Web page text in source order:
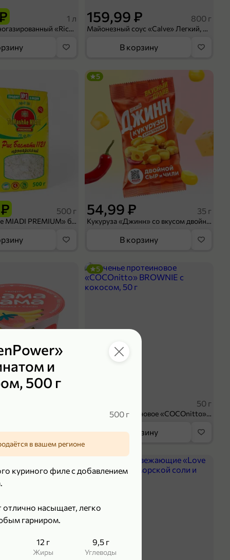
и
500 г
500 г
в вашем регионе
куриного филе с добавлением
насыщает, легко
гарниром.
12 г
Жиры
9,5 г
Углеводы
1 л
Напиток сильногазированный «Rich» Биттер Лемон, 1 л
159,99 ₽ 800 г
Майонезный соус «Calve» Легкий, 800 г
В корзину
500 г
Рис «TaMashAe MIADI PREMIUM» басмати пропаренный, 500 г
54,99 ₽ 35 г
Кукуруза «Джинн» со вкусом двойного сыра и чили, 35 г
5
В корзину
50 г
Печенье протеиновое «COCOnitto» BROWNIE с кокосом, 50 г
5
В корзину